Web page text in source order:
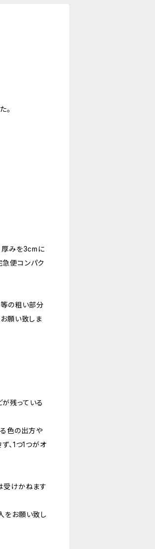
。
厚みを3cmに
便コンパク
等の粗い部分
願い致しま
残っている
色の出方や
、1つ1つがオ
受けかねます
をお願い致し